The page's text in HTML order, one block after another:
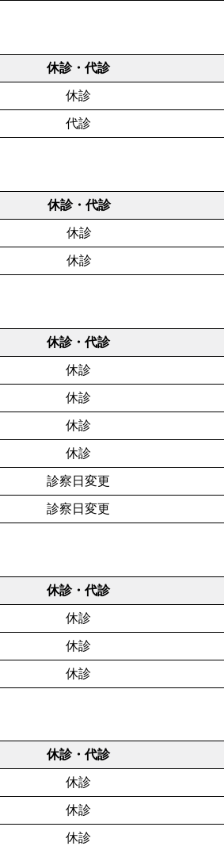
休診・代診
休診
代診
休診・代診
休診
休診
休診・代診
休診
休診
休診
休診
診察日変更
診察日変更
休診・代診
休診
休診
休診
休診・代診
休診
休診
休診